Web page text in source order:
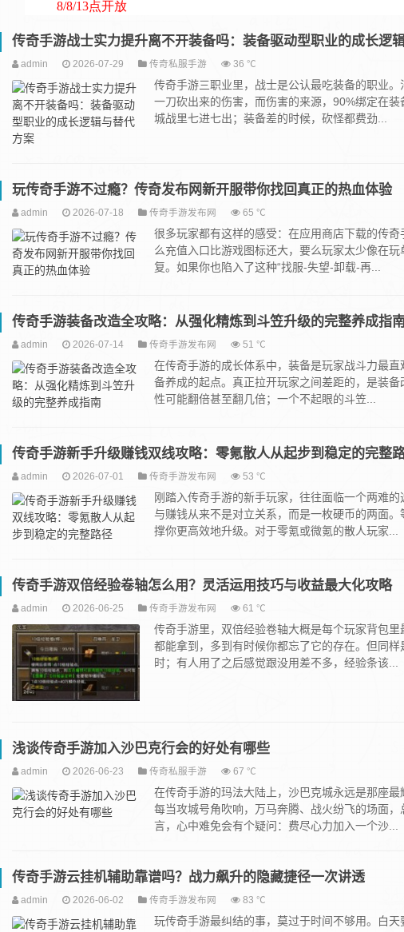
传奇手游战士实力提升离不开装备吗：装备驱动型职业的成长逻
admin 2026-07-29 传奇私服手游 36 ℃
传奇手游三职业里，战士是公认最吃装备的职业
一刀砍出来的伤害，而伤害的来源，90%绑定在
城战里七进七出；装备差的时候，砍怪都费劲...
玩传奇手游不过瘾？传奇发布网新开服带你找回真正的热血体验
admin 2026-07-18 传奇手游发布网 65 ℃
很多玩家都有这样的感受：在应用商店下载的传
么充值入口比游戏图标还大，要么玩家太少像在
复。如果你也陷入了这种“找服-失望-卸载-再...
传奇手游装备改造全攻略：从强化精炼到斗笠升级的完整养成指
admin 2026-07-14 传奇手游发布网 51 ℃
在‌传奇手游‌的成长体系中，装备是玩家战斗力最
备养成的起点。真正拉开玩家之间差距的，是装
性可能翻倍甚至翻几倍；一个不起眼的斗笠...
传奇手游新手升级赚钱双线攻略：零氪散人从起步到稳定的完整
admin 2026-07-01 传奇手游发布网 53 ℃
刚踏入传奇手游的新手玩家，往往面临一个两难
与赚钱从来不是对立关系，而是一枚硬币的两面
撑你更高效地升级。对于零氪或微氪的散人玩家...
传奇手游双倍经验卷轴怎么用？灵活运用技巧与收益最大化攻略
admin 2026-06-25 传奇手游发布网 61 ℃
传奇手游里，双倍经验卷轴大概是每个玩家背包
都能拿到，多到有时候你都忘了它的存在。但同
时；有人用了之后感觉跟没用差不多，经验条该...
浅谈传奇手游加入沙巴克行会的好处有哪些
admin 2026-06-23 传奇私服手游 67 ℃
在传奇手游的玛法大陆上，沙巴克城永远是那座
每当攻城号角吹响，万马奔腾、战火纷飞的场面
言，心中难免会有个疑问：费尽心力加入一个沙...
传奇手游云挂机辅助靠谱吗？战力飙升的隐藏捷径一次讲透
admin 2026-06-02 传奇手游发布网 83 ℃
玩传奇手游最纠结的事，莫过于时间不够用。白